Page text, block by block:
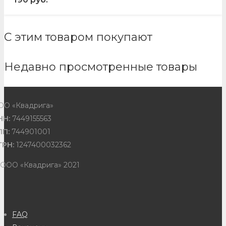
С этим товаром покупают
Недавно просмотренные товары
«Квадрига»
7449155563
744901001
1247400032362
«Квадрига» 2021
FAQ